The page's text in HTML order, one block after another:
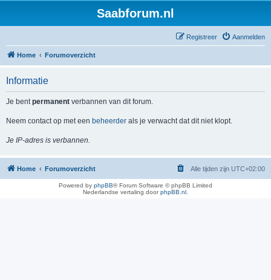
Saabforum.nl
Aanmelden
Registreer
Home Forumoverzicht
Informatie
Je bentpermanent verbannen van dit forum.
Neem contact op met een beheerder als je verwacht dat dit niet klopt.
Je IP-adres is verbannen.
Home Forumoverzicht Alle tijden zijn UTC+02:00
Powered by phpBB® Forum Software © phpBB Limited
Nederlandse vertaling doorphpBB.nl